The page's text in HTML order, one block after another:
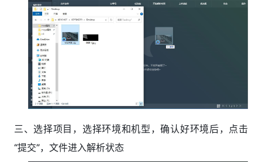
三、选择项目，选择环境和机型，确认好环境后，点击
“提交”，文件进入解析状态